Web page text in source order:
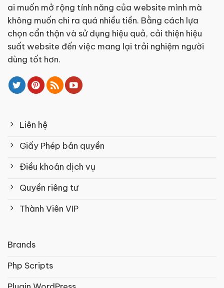
ai muốn mở rộng tính năng của website mình mà
không muốn chi ra quá nhiều tiền. Bằng cách lựa
chọn cẩn thận và sử dụng hiệu quả, cải thiện hiệu
suất website đến việc mang lại trải nghiệm người
dùng tốt hơn.
Liên hệ
Giấy Phép bản quyền
Điều khoản dịch vụ
Quyền riêng tư
Thành Viên VIP
Brands
Php Scripts